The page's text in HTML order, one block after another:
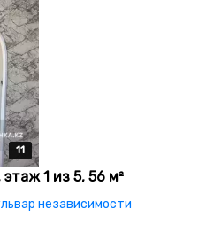
11
11
11
11
11
1 из 5, 56 м²
независимости